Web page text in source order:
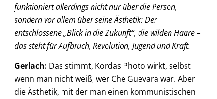
funktioniert allerdings nicht nur über die Person,
sondern vor allem über seine Ästhetik: Der
entschlossene „Blick in die Zukunft“, die wilden Haare –
das steht für Aufbruch, Revolution, Jugend und Kraft.
Gerlach: Das stimmt, Kordas Photo wirkt, selbst
wenn man nicht weiß, wer Che Guevara war. Aber
die Ästhetik, mit der man einen kommunistischen